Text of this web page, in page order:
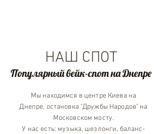
НАШ СПОТ
Популярный вейк-спот на Днепре
Мы находимся в центре Киева на
Днепре, остановка "Дружбы Народов" на
Московском мосту.
У нас есть: музыка, шезлонги, баланс-